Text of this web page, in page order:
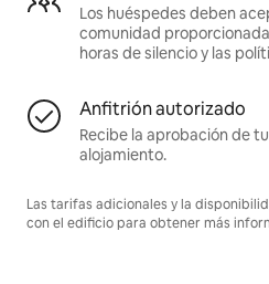
Los huéspedes deben
comunidad
horas de silencio y las
Anfitrión autorizado
Recibe la aprobación de
alojamiento.
Las tarifas adicionales y la
con el edificio para obtener más